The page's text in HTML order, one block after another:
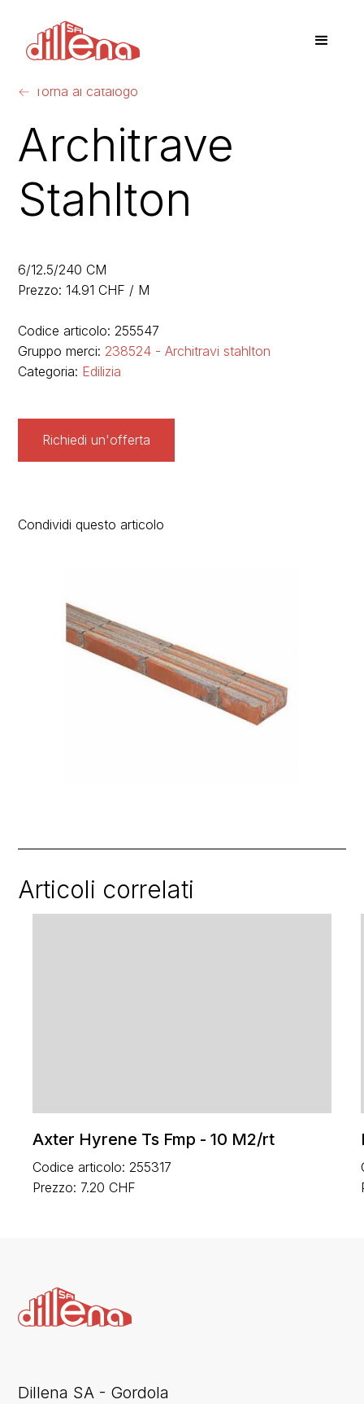
← Torna al catalogo
Architrave
Stahlton
6/12.5/240 CM
Prezzo: 14.91 CHF / M
Codice articolo: 255547
Gruppo merci: 238524 - Architravi stahlton
Categoria: Edilizia
Richiedi un'offerta
Condividi questo articolo
Articoli correlati
Axter Hyrene Ts Fmp - 10 M2/rt
Codice articolo: 255317
Prezzo: 7.20 CHF
Dillena SA - Gordola